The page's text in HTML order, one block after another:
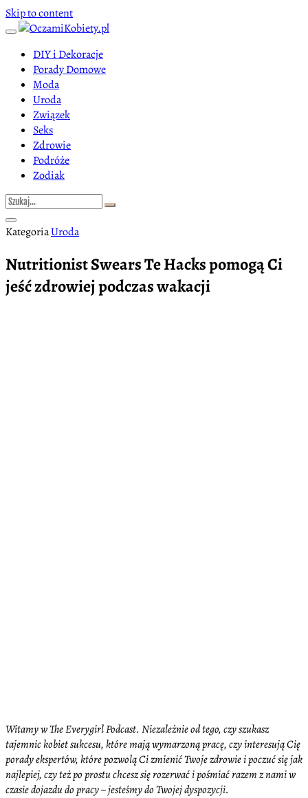
Skip to content
DIY i Dekoracje
Porady Domowe
Moda
Uroda
Związek
Seks
Zdrowie
Podróże
Zodiak
KategoriaUroda
Nutritionist Swears Te Hacks pomogą Ci
jeść zdrowiej podczas wakacji
Witamy w The Everygirl Podcast. Niezależnie od tego, czy szukasz
tajemnic kobiet sukcesu, które mają wymarzoną pracę, czy interesują Cię
porady ekspertów, które pozwolą Ci zmienić Twoje zdrowie i poczuć się jak
najlepiej, czy też po prostu chcesz się rozerwać i pośmiać razem z nami w
czasie dojazdu do pracy – jesteśmy do Twojej dyspozycji.